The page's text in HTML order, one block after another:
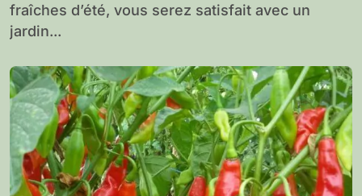
fraîches d’été, vous serez satisfait avec un
jardin...